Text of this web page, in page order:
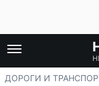
ДОРОГИ И